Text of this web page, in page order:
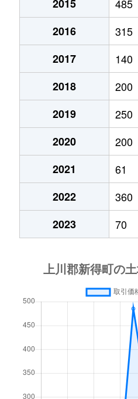
2015
485
2016
315
2017
140
2018
200
2019
250
2020
200
2021
61
2022
360
2023
70